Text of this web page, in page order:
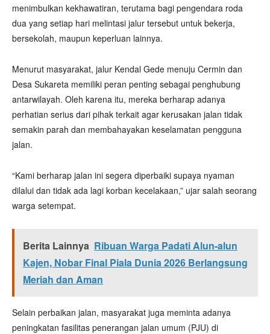
menimbulkan kekhawatiran, terutama bagi pengendara roda
dua yang setiap hari melintasi jalur tersebut untuk bekerja,
bersekolah, maupun keperluan lainnya.
Menurut masyarakat, jalur Kendal Gede menuju Cermin dan
Desa Sukareta memiliki peran penting sebagai penghubung
antarwilayah. Oleh karena itu, mereka berharap adanya
perhatian serius dari pihak terkait agar kerusakan jalan tidak
semakin parah dan membahayakan keselamatan pengguna
jalan.
“Kami berharap jalan ini segera diperbaiki supaya nyaman
dilalui dan tidak ada lagi korban kecelakaan,” ujar salah seorang
warga setempat.
Berita Lainnya Ribuan Warga Padati Alun-alun
Kajen, Nobar Final Piala Dunia 2026 Berlangsung
Meriah dan Aman
Selain perbaikan jalan, masyarakat juga meminta adanya
peningkatan fasilitas penerangan jalan umum (PJU) di